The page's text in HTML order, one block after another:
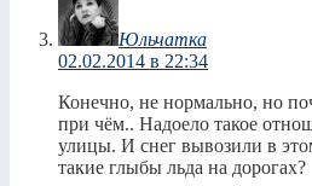
Юльчатка
02.02.2014 в 22:34
Конечно, не нормально, но
при чём.. Надоело такое
улицы. И снег вывозили в
такие глыбы льда на дорогах?